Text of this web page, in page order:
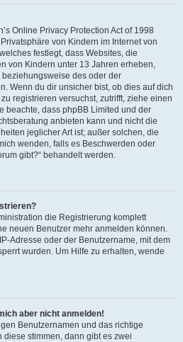
Online Privacy Protection Act of 1998
von Kindern im Internet von
festlegt, dass Websites, die
von Kindern unter 13 Jahren erheben,
des oder der
Wenn du dir unsicher bist, ob dies auf dich
registrieren versuchst, zutrifft, ziehe einen
beachte, dass phpBB Limited und der
anbieten kann und nicht die
jeglicher Art ist; außer solchen, die
wenden, falls es Beschwerden oder
gibt?“ behandelt werden.
die Registrierung komplett
neuen Benutzer mehr anmelden können.
Adresse oder der Benutzername, mit dem
wurden. Um Hilfe zu erhalten, wende
aber nicht anmelden!
Benutzernamen und das richtige
diese stimmen, dann gibt es zwei